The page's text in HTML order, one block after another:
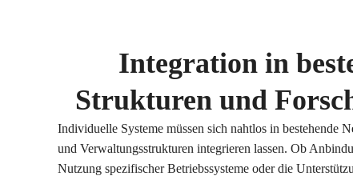
Integration in
Strukturen und
Individuelle Systeme müssen sich nahtlos in bestehende
und Verwaltungsstrukturen integrieren lassen. Ob
Nutzung spezifischer Betriebssysteme oder die